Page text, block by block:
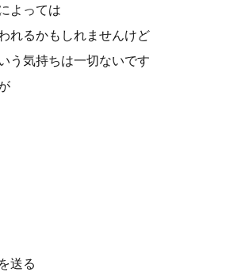
よっては
れるかもしれませんけど
う気持ちは一切ないです
送る